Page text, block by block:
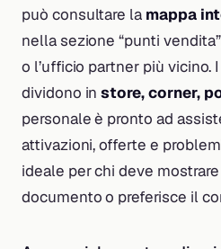
può consultare la mappa
nella sezione “punti
o l’ufficio partner più vicino.
dividono instore, corner,
personale è pronto ad
attivazioni, offerte e
ideale per chi deve
documento o preferisce il